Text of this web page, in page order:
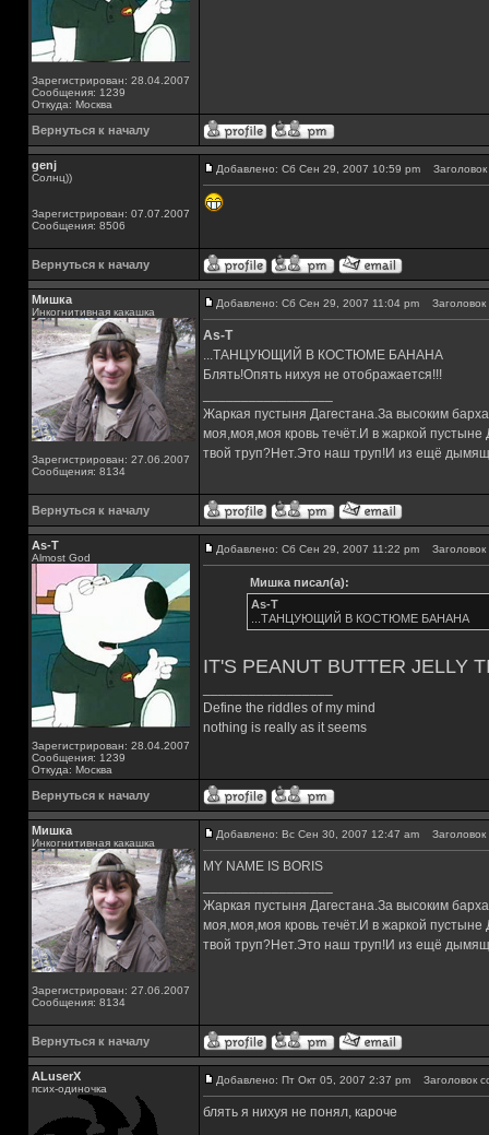
Зарегистрирован: 28.04.2007
Сообщения: 1239
Откуда: Москва
Вернуться к началу
genj
Солнц))
Зарегистрирован: 07.07.2007
Сообщения: 8506
Добавлено: Сб Сен 29, 2007 10:59 pm
Вернуться к началу
Мишка
Инкогнитивная какашка
Зарегистрирован: 27.06.2007
Сообщения: 8134
Добавлено: Сб Сен 29, 2007 11:04 pm
As-T
...ТАНЦУЮЩИЙ В КОСТЮМЕ БАНАНА
Блять!Опять нихуя не отображается!!!
Жаркая пустыня Дагестана.За высоким
моя,моя,моя кровь течёт.И в жаркой
твой труп?Нет.Это наш труп!И из ещё
Вернуться к началу
As-T
Almost God
Зарегистрирован: 28.04.2007
Сообщения: 1239
Откуда: Москва
Добавлено: Сб Сен 29, 2007 11:22 pm
Мишка писал(а):
As-T
...ТАНЦУЮЩИЙ В КОСТЮМЕ БАНАНА
IT'S PEANUT BUTTER JELLY
Define the riddles of my mind
nothing is really as it seems
Вернуться к началу
Мишка
Инкогнитивная какашка
Зарегистрирован: 27.06.2007
Сообщения: 8134
Добавлено: Вс Сен 30, 2007 12:47 am
MY NAME IS BORIS
Жаркая пустыня Дагестана.За высоким
моя,моя,моя кровь течёт.И в жаркой
твой труп?Нет.Это наш труп!И из ещё
Вернуться к началу
ALuserX
псих-одиночка
Добавлено: Пт Окт 05, 2007 2:37 pm Заголовок
блять я нихуя не понял, кароче